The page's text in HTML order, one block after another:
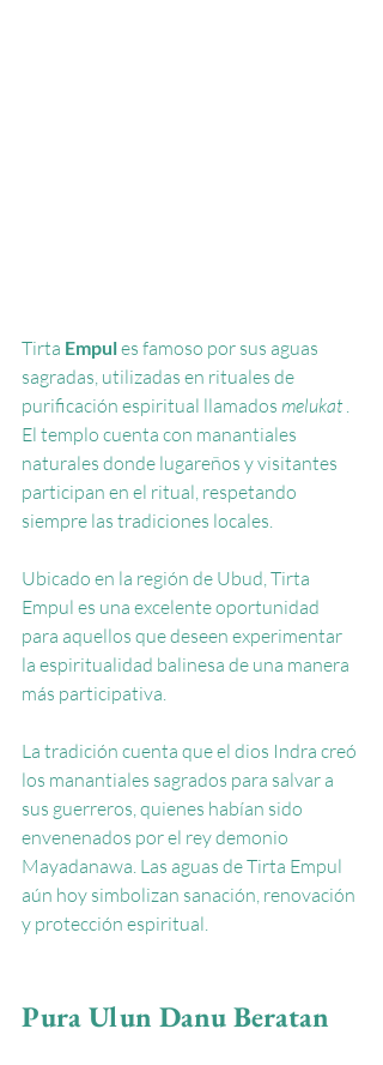
Tirta Empules famoso por sus aguas
sagradas, utilizadas en rituales de
purificación espiritual llamados melukat .
El templo cuenta con manantiales
naturales donde lugareños y visitantes
participan en el ritual, respetando
siempre las tradiciones locales.
Ubicado en la región de Ubud, Tirta
Empul es una excelente oportunidad
para aquellos que deseen experimentar
la espiritualidad balinesa de una manera
más participativa.
La tradición cuenta que el dios Indra creó
los manantiales sagrados para salvar a
sus guerreros, quienes habían sido
envenenados por el rey demonio
Mayadanawa. Las aguas de Tirta Empul
aún hoy simbolizan sanación, renovación
y protección espiritual.
Pura Ulun Danu Beratan